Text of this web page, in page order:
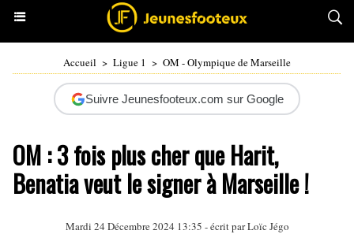
Accueil > Ligue 1 > OM - Olympique de Marseille
Suivre Jeunesfooteux.com sur Google
OM : 3 fois plus cher que Harit,
Benatia veut le signer à Marseille !
Mardi 24 Décembre 2024 13:35 - écrit parLoïc Jégo